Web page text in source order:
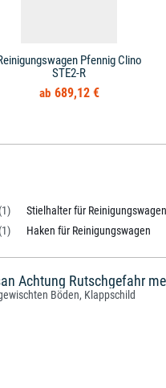
Pfennig Clino
STE2-R
689,12 €
(1) Stielhalter für Reinigungswagen
(1) Haken für Reinigungswagen
Achtung Rutschgefahr
Böden, Klappschild